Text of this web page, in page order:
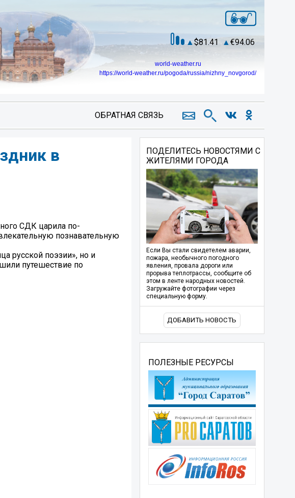
81.41 94.06
world-weather.ru
https://world-weather.ru/pogoda/russia/nizhny_novgorod/
ОБРАТНАЯ СВЯЗЬ
в
СДК царила по-
познавательную
русской поэзии», но и
путешествие по
ПОДЕЛИТЕСЬ НОВОСТЯМИ С
ЖИТЕЛЯМИ ГОРОДА
Если Вы стали свидетелем аварии,
пожара, необычного погодного
явления, провала дороги или
прорыва теплотрассы, сообщите об
этом в ленте народных новостей.
Загружайте фотографии через
специальную форму.
ДОБАВИТЬ НОВОСТЬ
ПОЛЕЗНЫЕ РЕСУРСЫ